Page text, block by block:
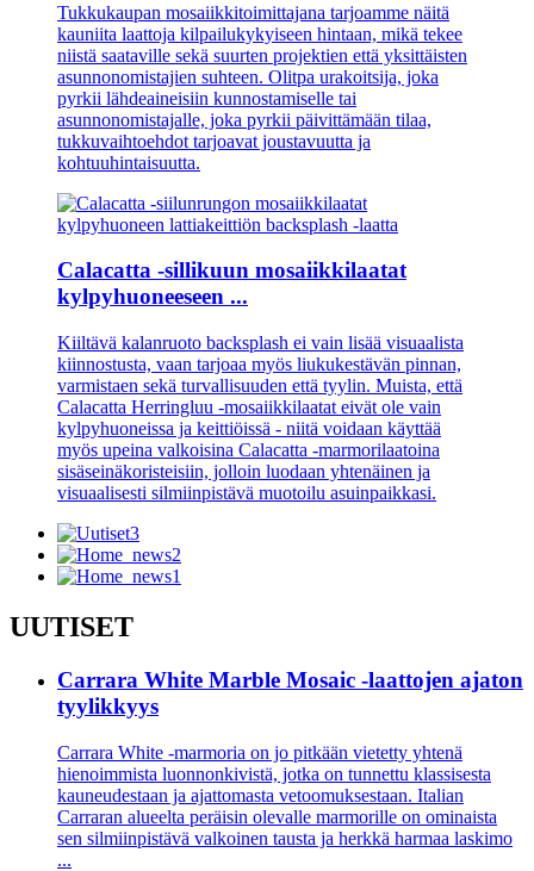
Tukkukaupan mosaiikkitoimittajana tarjoamme näitä
kauniita laattoja kilpailukykyiseen hintaan, mikä tekee
niistä saataville sekä suurten projektien että yksittäisten
asunnonomistajien suhteen. Olitpa urakoitsija, joka
pyrkii lähdeaineisiin kunnostamiselle tai
asunnonomistajalle, joka pyrkii päivittämään tilaa,
tukkuvaihtoehdot tarjoavat joustavuutta ja
kohtuuhintaisuutta.
Calacatta -sillikuun mosaiikkilaatat
kylpyhuoneeseen ...
Kiiltävä kalanruoto backsplash ei vain lisää visuaalista
kiinnostusta, vaan tarjoaa myös liukukestävän pinnan,
varmistaen sekä turvallisuuden että tyylin. Muista, että
Calacatta Herringluu -mosaiikkilaatat eivät ole vain
kylpyhuoneissa ja keittiöissä - niitä voidaan käyttää
myös upeina valkoisina Calacatta -marmorilaatoina
sisäseinäkoristeisiin, jolloin luodaan yhtenäinen ja
visuaalisesti silmiinpistävä muotoilu asuinpaikkasi.
UUTISET
Carrara White Marble Mosaic -laattojen ajaton
tyylikkyys
Carrara White -marmoria on jo pitkään vietetty yhtenä
hienoimmista luonnonkivistä, jotka on tunnettu klassisesta
kauneudestaan ​​ja ajattomasta vetoomuksestaan. Italian
Carraran alueelta peräisin olevalle marmorille on ominaista
sen silmiinpistävä valkoinen tausta ja herkkä harmaa laskimo
...